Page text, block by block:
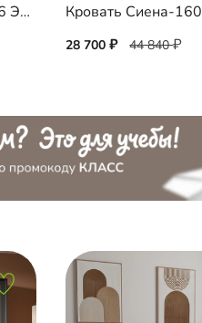
Распашной шкаф Ронкола-6 Эмаль Кровать Сиена-160
28 700 44 840